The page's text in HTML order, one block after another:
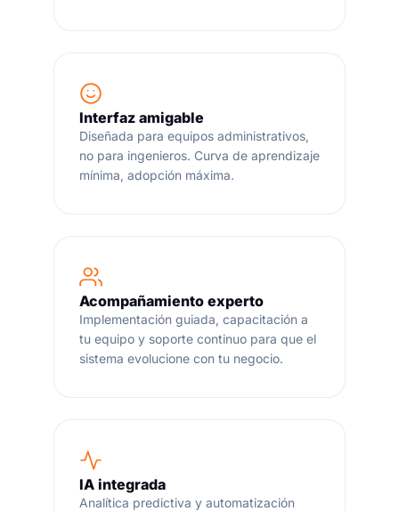
Interfaz amigable
Diseñada para equipos administrativos,
no para ingenieros. Curva de aprendizaje
mínima, adopción máxima.
Acompañamiento experto
Implementación guiada, capacitación a
tu equipo y soporte continuo para que el
sistema evolucione con tu negocio.
IA integrada
Analítica predictiva y automatización